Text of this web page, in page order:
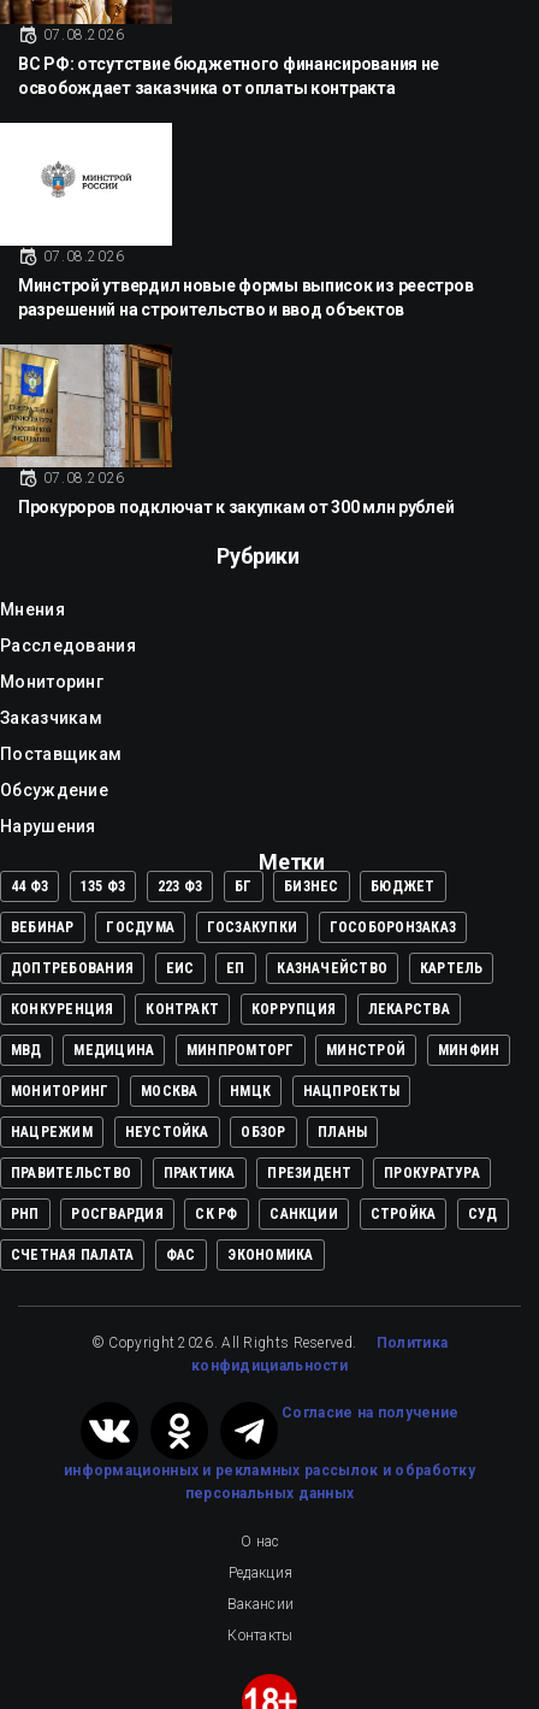
07.08.2026
ВС РФ: отсутствие бюджетного финансирования не
освобождает заказчика от оплаты контракта
07.08.2026
Минстрой утвердил новые формы выписок из реестров
разрешений на строительство и ввод объектов
07.08.2026
Прокуроров подключат к закупкам от 300 млн рублей
Рубрики
Мнения
Расследования
Мониторинг
Заказчикам
Поставщикам
Обсуждение
Нарушения
Метки
44 ФЗ 135 ФЗ 223 ФЗ БГ БИЗНЕС БЮДЖЕТ
ВЕБИНАР ГОСДУМА ГОСЗАКУПКИ ГОСОБОРОНЗАКАЗ
ДОПТРЕБОВАНИЯ ЕИС ЕП КАЗНАЧЕЙСТВО КАРТЕЛЬ
КОНКУРЕНЦИЯ КОНТРАКТ КОРРУПЦИЯ ЛЕКАРСТВА
МВД МЕДИЦИНА МИНПРОМТОРГ МИНСТРОЙ МИНФИН
МОНИТОРИНГ МОСКВА НМЦК НАЦПРОЕКТЫ
НАЦРЕЖИМ НЕУСТОЙКА ОБЗОР ПЛАНЫ
ПРАВИТЕЛЬСТВО ПРАКТИКА ПРЕЗИДЕНТ ПРОКУРАТУРА
РНП РОСГВАРДИЯ СК РФ САНКЦИИ СТРОЙКА СУД
СЧЕТНАЯ ПАЛАТА ФАС ЭКОНОМИКА
© Copyright 2026. All Rights Reserved. Политика
конфидициальности
Cогласие на получение
информационных и рекламных рассылок и обработку
персональных данных
О нас
Редакция
Вакансии
Контакты